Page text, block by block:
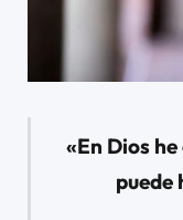
«En Dios
puede